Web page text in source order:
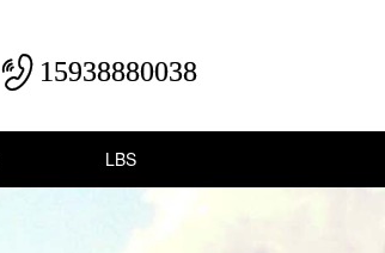
15938880038
LBS